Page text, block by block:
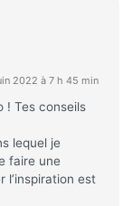
2022 à 7 h 45 min
! Tes conseils
lequel je
faire une
est